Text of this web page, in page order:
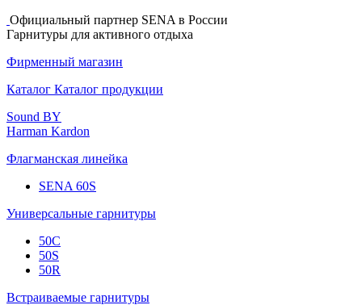
Официальный партнер SENA в Роcсии
Гарнитуры для активного отдыха
Фирменный магазин
Каталог Каталог продукции
Sound BY
Harman Kardon
Флагманская линейка
SENA 60S
Универсальные гарнитуры
50C
50S
50R
Встраиваемые гарнитуры